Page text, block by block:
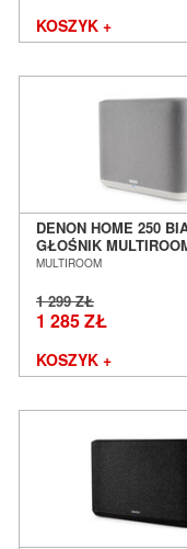
KOSZYK +
DENON HOME 250
GŁOŚNIK
POZNAŃ WROCŁAW
MULTIROOM
1 299 ZŁ
1 285 ZŁ
KOSZYK +